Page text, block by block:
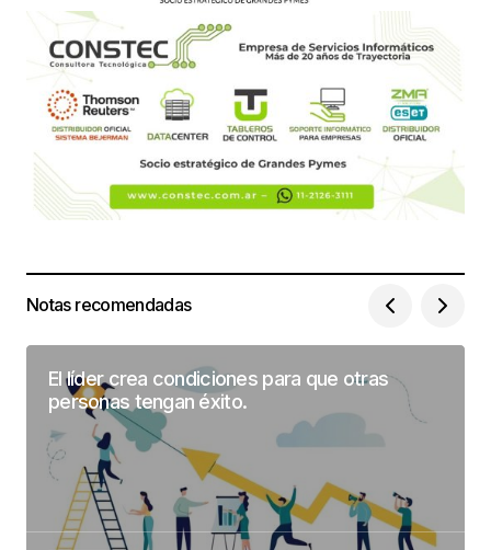
Notas recomendadas
El líder crea condiciones para que otras
personas tengan éxito.